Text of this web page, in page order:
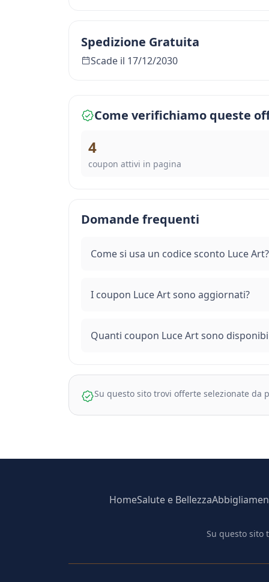
Spedizione Gratuita
Scade il 17/12/2030
Come verifichiamo queste
4
coupon attivi in pagina
Domande frequenti
Come si usa un codice sconto Luce Art?
I coupon Luce Art sono aggiornati?
Quanti coupon Luce Art sono
Su questo sito trovi offerte selezionate da
HomeSalute e Bellezza
Su questo sito